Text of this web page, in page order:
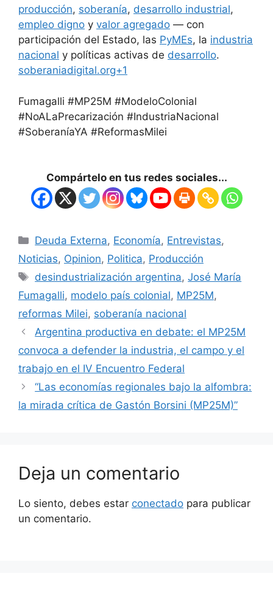
producción, soberanía, desarrollo industrial,
empleo digno y valor agregado — con
participación del Estado, las PyMEs, la industria
nacional y políticas activas de desarrollo.
soberaniadigital.org+1
Fumagalli #MP25M #ModeloColonial
#NoALaPrecarización #IndustriaNacional
#SoberaníaYA #ReformasMilei
Compártelo en tus redes sociales...
Deuda Externa, Economía, Entrevistas,
Noticias, Opinion, Politica, Producción
desindustrialización argentina,José María
Fumagalli, modelo país colonial, MP25M,
reformas Milei, soberanía nacional
Argentina productiva en debate: el MP25M
convoca a defender la industria, el campo y el
trabajo en el IV Encuentro Federal
“Las economías regionales bajo la alfombra:
la mirada crítica de Gastón Borsini (MP25M)”
Deja un comentario
Lo siento, debes estar conectado para publicar
un comentario.